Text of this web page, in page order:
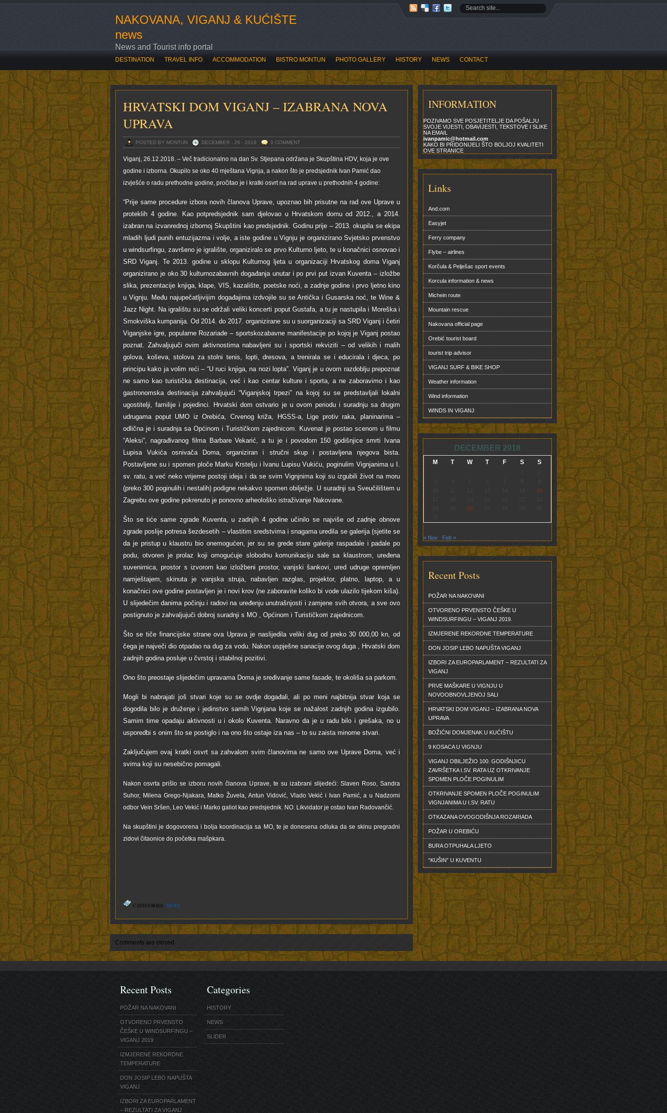
NAKOVANA, VIGANJ & KUĆIŠTE
news
News and Tourist info portal
DESTINATION TRAVEL INFO ACCOMMODATION BISTRO MONTUN PHOTO GALLERY HISTORY NEWS CONTACT
SVE O OVOGODIŠNJOJ ROZARIADI BOĆARI OTVORILI ROZARIADU
HRVATSKI DOM VIGANJ – IZABRANA NOVA
UPRAVA
POSTED BY MONTUN DECEMBER - 26 - 2018 0 COMMENT
Viganj, 26.12.2018. – Več tradicionalno na dan Sv. Stjepana održana je Skupština HDV, koja je ove
godine i izborna. Okupilo se oko 40 mještana Vignja, a nakon što je predsjednik Ivan Pamić dao
izvješće o radu prethodne godine, pročitao je i kratki osvrt na rad uprave u prethodnih 4 godine:
“Prije same procedure izbora novih članova Uprave, upoznao bih prisutne na rad ove Uprave u
proteklih 4 godine. Kao potpredsjednik sam djelovao u Hrvatskom domu od 2012., a 2014.
izabran na izvanrednoj izbornoj Skupštini kao predsjednik. Godinu prije – 2013. okupila se ekipa
mladih ljudi punih entuzijazma i volje, a iste godine u Vignju je organizirano Svjetsko prvenstvo
u windsurfingu, završeno je igralište, organiziralo se prvo Kulturno ljeto, te u konačnici osnovao i
SRD Viganj. Te 2013. godine u sklopu Kulturnog ljeta u organizaciji Hrvatskog doma Viganj
organizirano je oko 30 kulturnozabavnih događanja unutar i po prvi put izvan Kuventa – izložbe
slika, prezentacije knjiga, klape, VIS, kazalište, poetske noći, a zadnje godine i prvo ljetno kino
u Vignju. Među najupečatljivijim događajima izdvojile su se Antička i Gusarska noć, te Wine &
Jazz Night. Na igralištu su se održali veliki koncerti poput Gustafa, a tu je nastupila i Moreška i
Smokviška kumpanija. Od 2014. do 2017. organizirane su u suorganizaciji sa SRD Viganj i četiri
Viganjske igre, popularne Rozariade – sportskozabavne manifestacije po kojoj je Viganj postao
poznat. Zahvaljujuči ovim aktivnostima nabavljeni su i sportski rekviziti – od velikih i malih
golova, koševa, stolova za stolni tenis, lopti, dresova, a trenirala se i educirala i djeca, po
principu kako ja volim reći – “U ruci knjiga, na nozi lopta”. Viganj je u ovom razdoblju prepoznat
ne samo kao turistička destinacija, već i kao centar kulture i sporta, a ne zaboravimo i kao
gastronomska destinacija zahvaljujući “Viganjskoj trpezi” na kojoj su se predstavljali lokalni
ugostitelji, familije i pojedinci. Hrvatski dom ostvario je u ovom periodu i suradnju sa drugim
udrugama poput UMO iz Orebića, Crvenog križa, HGSS-a, Lige protiv raka, planinarima –
odlična je i suradnja sa Općinom i Turističkom zajednicom. Kuvenat je postao scenom u filmu
“Aleksi”, nagrađivanog filma Barbare Vekarić, a tu je i povodom 150 godišnjice smrti Ivana
Lupisa Vukića osnivača Doma, organiziran i stručni skup i postavljena njegova bista.
Postavljene su i spomen ploče Marku Krstelju i Ivanu Lupisu Vukiću, poginulim Vignjanima u I.
sv. ratu, a već neko vrijeme postoji ideja i da se svim Vignjnima koji su izgubili život na moru
(preko 300 poginulih i nestalih) podigne nekakvo spomen obilježje. U suradnji sa Sveučilištem u
Zagrebu ove godine pokrenuto je ponovno arheološko istraživanje Nakovane.
Što se tiće same zgrade Kuventa, u zadnjih 4 godine učinilo se najviše od zadnje obnove
zgrade poslije potresa šezdesetih – vlastitim sredstvima i snagama uredila se galerija (sjetite se
da je pristup u klaustru bio onemogućen, jer su se grede stare galerije raspadale i padale po
podu, otvoren je prolaz koji omogućuje slobodnu komunikaciju sale sa klaustrom, uređena
suvenirnica, prostor s izvorom kao izložbeni prostor, vanjski šankovi, ured udruge opremljen
namještajem, skinuta je vanjska struja, nabavljen razglas, projektor, platno, laptop, a u
konačnici ove godine postavljen je i novi krov (ne zaboravite koliko bi vode ulazilo tijekom kiša).
U slijedečim danima počinju i radovi na uređenju unutrašnjosti i zamjene svih otvora, a sve ovo
postignuto je zahvaljujuči dobroj suradnji s MO , Općinom i Turističkom zajednicom.
Što se tiče financijske strane ova Uprava je naslijedila veliki dug od preko 30 000,00 kn, od
čega je največi dio otpadao na dug za vodu. Nakon uspješne sanacije ovog duga , Hrvatski dom
zadnjih godina posluje u čvrstoj i stabilnoj pozitivi.
Ono što preostaje slijedečim upravama Doma je sređivanje same fasade, te okoliša sa parkom.
Mogli bi nabrajati još stvari koje su se ovdje događali, ali po meni najbitnija stvar koja se
dogodila bilo je druženje i jedinstvo samih Vignjana koje se nažalost zadnjih godina izgubilo.
Samim time opadaju aktivnosti u i okolo Kuventa. Naravno da je u radu bilo i grešaka, no u
usporedbi s onim što se postiglo i na ono što ostaje iza nas – to su zaista minorne stvari.
Zaključujem ovaj kratki osvrt sa zahvalom svim članovima ne samo ove Uprave Doma, već i
svima koji su nesebično pomagali.
Nakon osvrta prišlo se izboru novih članova Uprave, te su izabrani slijedeći: Slaven Roso, Sandra
Suhor, Milena Grego-Njakara, Matko Žuvela, Antun Vidović, Vlado Vekić i Ivan Pamić, a u Nadzorni
odbor Vein Sršen, Leo Vekić i Marko galiot kao predsjednik. NO. Likvidator je ostao Ivan Radovančić.
Na skupštini je dogovorena i bolja koordinacija sa MO, te je donesena odluka da se skinu pregradni
zidovi čitaonice do početka mašpkara.
CATEGORIES: NEWS
Comments are closed.
INFORMATION
POZIVAMO SVE POSJETITELJE DA POŠALJU
SVOJE VIJESTI, OBAVIJESTI, TEKSTOVE I SLIKE
NA EMAIL
ivanpamic@hotmail.com
KAKO BI PRIDONIJELI ŠTO BOLJOJ KVALITETI
OVE STRANICE
Links
And.com
Easyjet
Ferry company
Flybe – airlines
Korčula & Pelješac sport events
Korcula information & news
Michein route
Mountain rescue
Nakovana official page
Orebić tourist board
tourist trip advisor
VIGANJ SURF & BIKE SHOP
Weather information
Wind information
WINDS IN VIGANJ
DECEMBER 2018
M T W T F S S
16
26
« Nov Feb »
Recent Posts
POŽAR NA NAKOVANI
OTVORENO PRVENSTO ČEŠKE U
WINDSURFINGU – VIGANJ 2019.
IZMJERENE REKORDNE TEMPERATURE
DON JOSIP LEBO NAPUŠTA VIGANJ
IZBORI ZA EUROPARLAMENT – REZULTATI ZA
VIGANJ
PRVE MAŠKARE U VIGNJU U
NOVOOBNOVLJENOJ SALI
HRVATSKI DOM VIGANJ – IZABRANA NOVA
UPRAVA
BOŽIĆNI DOMJENAK U KUĆIŠTU
9 KOSACA U VIGNJU
VIGANJ OBILJEŽIO 100. GODIŠNJICU
ZAVRŠETKA I.SV. RATA UZ OTKRIVANJE
SPOMEN PLOČE POGINULIM
OTKRIVANJE SPOMEN PLOČE POGINULIM
VIGNJANIMA U I.SV. RATU
OTKAZANA OVOGODIŠNJA ROZARIADA
POŽAR U OREBIĆU
BURA OTPUHALA LJETO
“KUŠIN” U KUVENTU
Recent Posts
POŽAR NA NAKOVANI
OTVORENO PRVENSTO
ČEŠKE U WINDSURFINGU –
VIGANJ 2019.
IZMJERENE REKORDNE
TEMPERATURE
DON JOSIP LEBO NAPUŠTA
VIGANJ
IZBORI ZA EUROPARLAMENT
– REZULTATI ZA VIGANJ
Categories
HISTORY
NEWS
SLIDER